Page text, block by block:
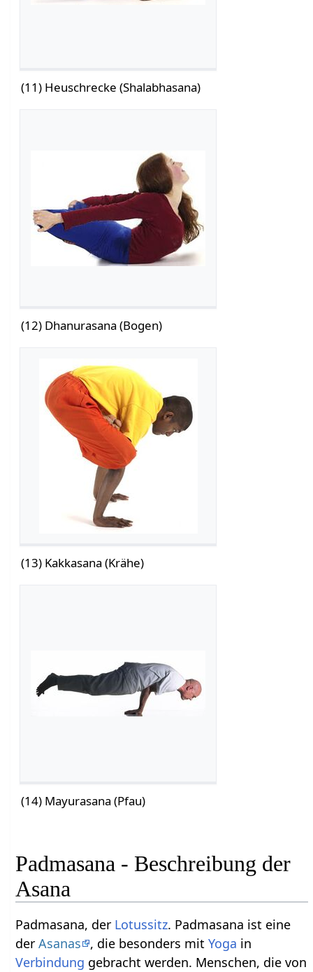
(11) Heuschrecke (Shalabhasana)
(12) Dhanurasana (Bogen)
(13) Kakkasana (Krähe)
(14) Mayurasana (Pfau)
Padmasana - Beschreibung der
Asana
Padmasana, der Lotussitz. Padmasana ist eine
derAsanas , die besonders mitYoga in
Verbindung gebracht werden. Menschen, die von